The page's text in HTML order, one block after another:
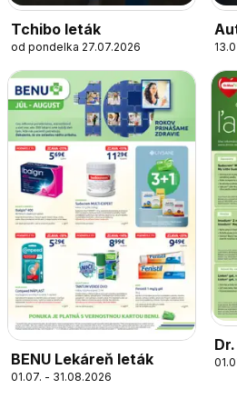
Tchibo leták
od pondelka 27.07.2026
BENU Lekáreň leták
01.07. - 31.08.2026